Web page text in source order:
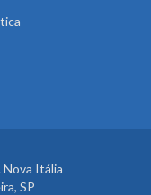
Nova Itália
SP